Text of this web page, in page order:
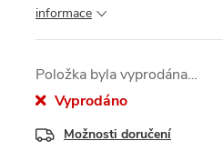
informace
Položka byla vyprodána…
Vyprodáno
Možnosti doručení